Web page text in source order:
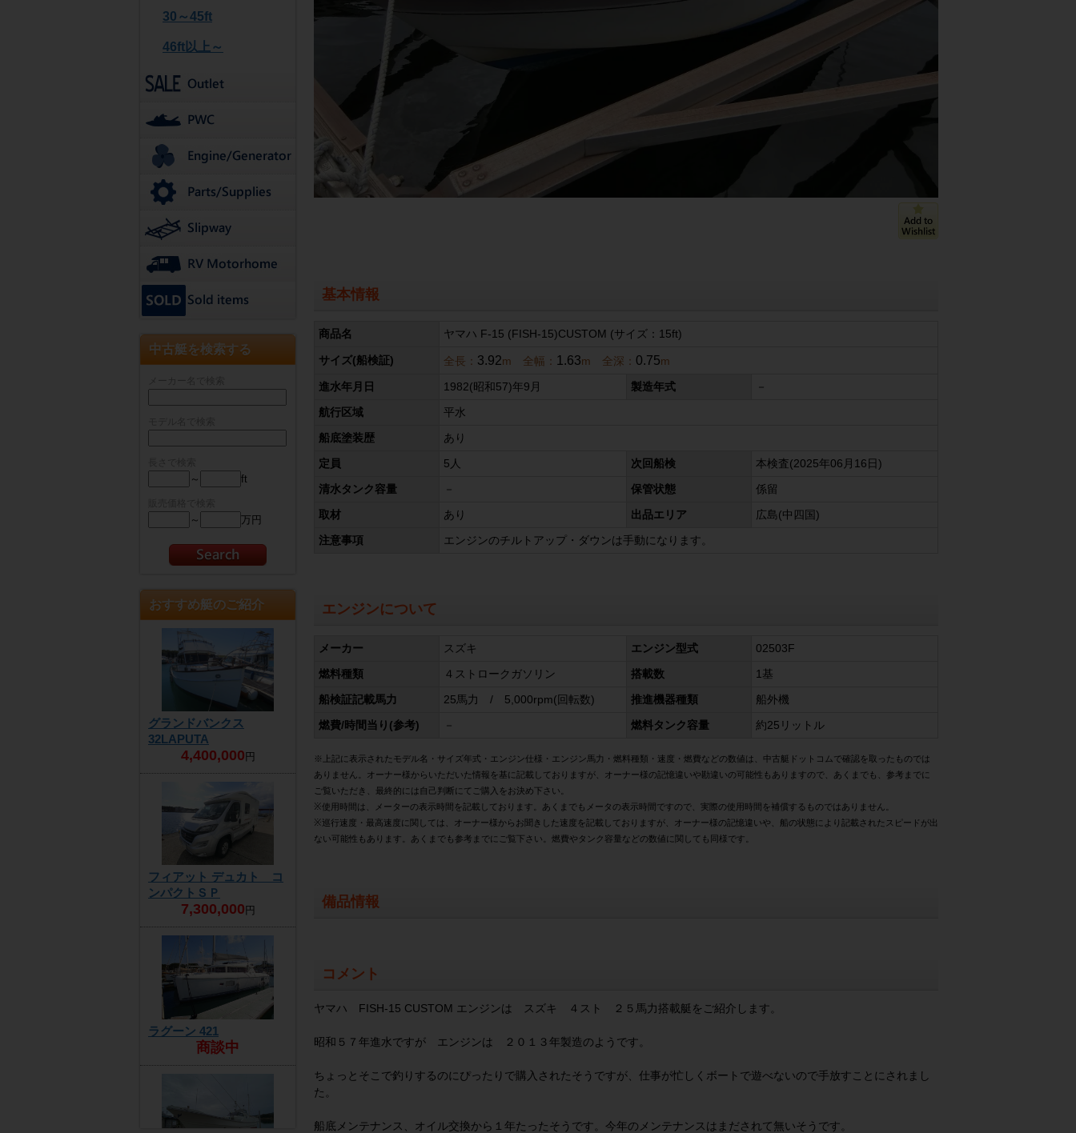
30～45ft
46ft以上～
中古艇を検索する
～ ft
～ 万円
おすすめ艇のご紹介
グランドバンクス
32LAPUTA
4,400,000 円
フィアット デュカト コ
ンパクトＳＰ
7,300,000 円
ラグーン 421
商談中
基本情報
商品名 ヤマハ F-15 (FISH-15)CUSTOM (サイズ：15ft)
サイズ(船検証) 全長： 3.92m 全幅： 1.63m 全深： 0.75m
進水年月日 1982(昭和57)年9月 製造年式
航行区域 平水
船底塗装歴 あり
定員 5人 次回船検 本検査(2025年06月16日)
清水タンク容量 保管状態 係留
取材 あり 出品エリア 広島(中四国)
注意事項 エンジンのチルトアップ・ダウンは手動になります。
エンジンについて
メーカー スズキ エンジン型式 02503F
燃料種類 ４ストロークガソリン 搭載数 1基
船検証記載馬力 25馬力 / 5,000rpm(回転数) 推進機器種類 船外機
燃費/時間当り(参考) 燃料タンク容量 約25リットル
※上記に表示されたモデル名・サイズ年式・エンジン仕様・エンジン馬力・燃料種類・速度・燃費などの数値は、中古艇ドットコムで確認を取ったものでは
ありません。オーナー様からいただいた情報を基に記載しておりますが、オーナー様の記憶違いや勘違いの可能性もありますので、あくまでも、参考までに
ご覧いただき、最終的には自己判断にてご購入をお決め下さい。
※使用時間は、メーターの表示時間を記載しております。あくまでもメータの表示時間ですので、実際の使用時間を補償するものではありません。
※巡行速度・最高速度に関しては、オーナー様からお聞きした速度を記載しておりますが、オーナー様の記憶違いや、船の状態により記載されたスピードが出
ない可能性もあります。あくまでも参考までにご覧下さい。燃費やタンク容量などの数値に関しても同様です。
備品情報
コメント
ヤマハ FISH-15 CUSTOM エンジンは スズキ ４スト ２５馬力搭載艇をご紹介します。
昭和５７年進水ですが エンジンは ２０１３年製造のようです。
ちょっとそこで釣りするのにぴったりで購入されたそうですが、仕事が忙しくボートで遊べないので手放すことにされまし
た。
船底メンテナンス、オイル交換から１年たったそうです。今年のメンテナンスはまだされて無いそうです。